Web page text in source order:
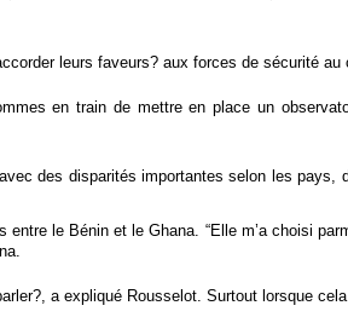
leurs faveurs? aux forces de sécurité
en train de mettre en place un
des disparités importantes selon les
le Bénin et le Ghana. “Elle m’a choisi
a expliqué Rousselot. Surtout lorsque